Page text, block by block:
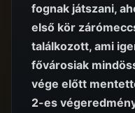
fognak játszani,
első kör
találkozott, ami
fővárosiak
vége előtt
2-es